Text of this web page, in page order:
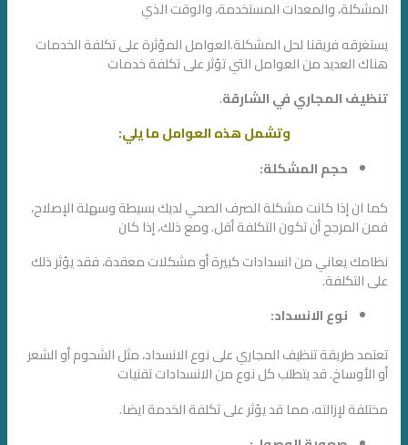
المشكلة، والمعدات المستخدمة، والوقت الذي
يستغرقه فريقنا لحل المشكلة.العوامل المؤثرة على تكلفة الخدمات
هناك العديد من العوامل التي تؤثر على تكلفة خدمات
تنظيف المجاري في الشارقة.
وتشمل هذه العوامل ما يلي:
حجم المشكلة:
كما ان إذا كانت مشكلة الصرف الصحي لديك بسيطة وسهلة الإصلاح،
فمن المرجح أن تكون التكلفة أقل. ومع ذلك، إذا كان
نظامك يعاني من انسدادات كبيرة أو مشكلات معقدة، فقد يؤثر ذلك
على التكلفة.
نوع الانسداد:
تعتمد طريقة تنظيف المجاري على نوع الانسداد، مثل الشحوم أو الشعر
أو الأوساخ. قد يتطلب كل نوع من الانسدادات تقنيات
مختلفة لإزالته، مما قد يؤثر على تكلفة الخدمة ايضا.